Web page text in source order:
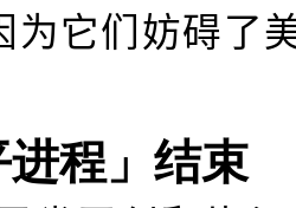
为它们妨碍了
进程」结束